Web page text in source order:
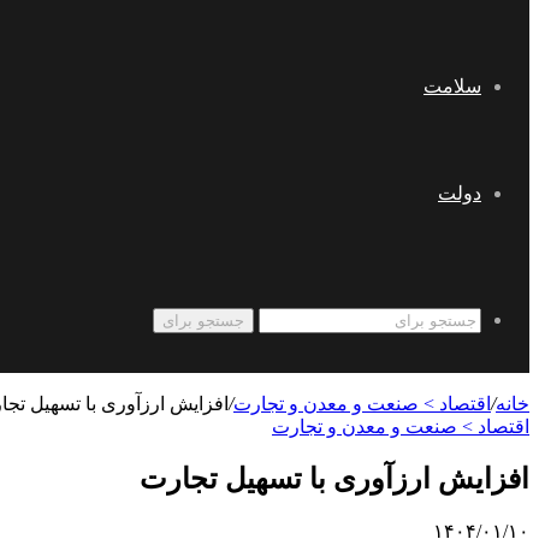
سلامت
دولت
جستجو برای
خانه/ اقتصاد > صنعت و معدن و تجارت/ افزایش ارزآوری با تسهیل
اقتصاد > صنعت و معدن و تجارت
افزایش ارزآوری با تسهیل تجارت
۱۴۰۴/۰۱/۱۰